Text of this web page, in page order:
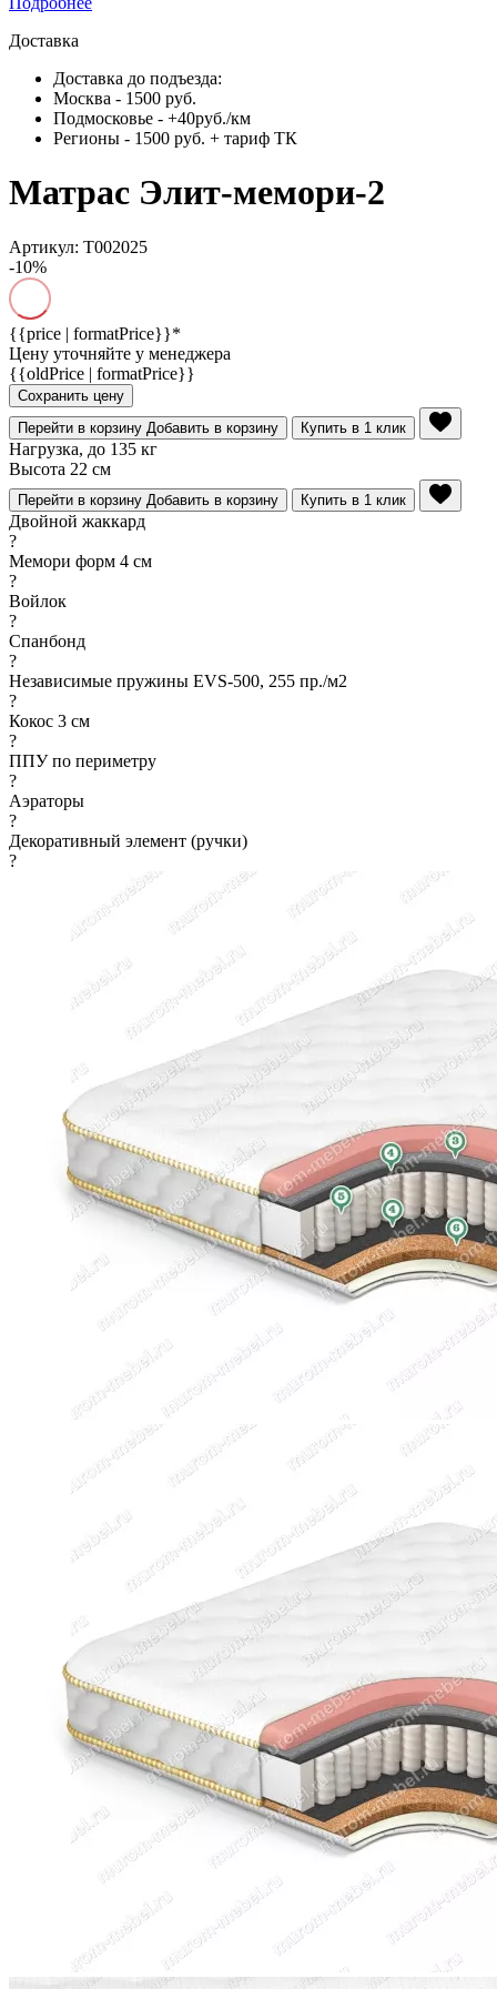
Доставка
Доставка до подъезда:
Москва - 1500 руб.
Подмосковье - +40руб./км
Регионы - 1500 руб. + тариф ТК
Матрас Элит-мемори-2
Артикул: Т002025
-10%
{{price | formatPrice}}*
Цену уточняйте у менеджера
{{oldPrice | formatPrice}}
Сохранить цену
Перейти в корзину Добавить в корзину Купить в 1 клик
Нагрузка, до 135 кг
Высота 22 см
Перейти в корзину Добавить в корзину Купить в 1 клик
Двойной жаккард
?
Мемори форм 4 см
?
Войлок
?
Спанбонд
?
Независимые пружины EVS-500, 255 пр./м2
?
Кокос 3 см
?
ППУ по периметру
?
Аэраторы
?
Декоративный элемент (ручки)
?